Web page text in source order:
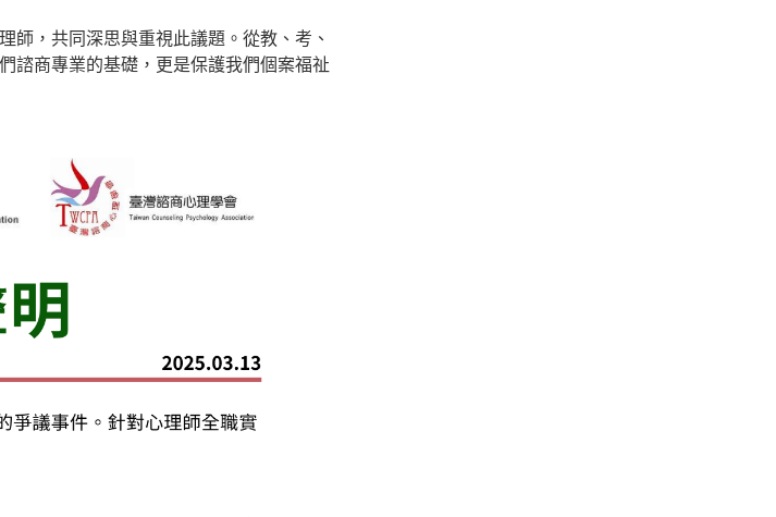
師，共同深思與重視此議題。從教、考、
諮商專業的基礎，更是保護我們個案福祉